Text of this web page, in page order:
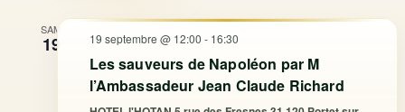
SAM
19 19 septembre @ 12:00 - 16:30
Les sauveurs de Napoléon par M
l’Ambassadeur Jean Claude Richard